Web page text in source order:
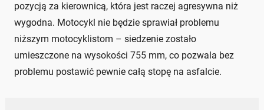
pozycją za kierownicą, która jest raczej agresywna niż
wygodna. Motocykl nie będzie sprawiał problemu
niższym motocyklistom – siedzenie zostało
umieszczone na wysokości 755 mm, co pozwala bez
problemu postawić pewnie całą stopę na asfalcie.